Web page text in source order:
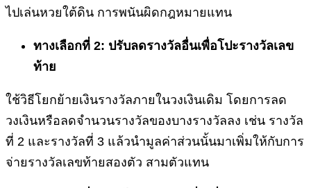
ไปเล่นหวยใต้ดิน การพนันผิดกฎหมายแทน
ทางเลือกที่ 2: ปรับลดรางวัลอื่นเพื่อโปะรางวัลเลข
ท้าย
ใช้วิธีโยกย้ายเงินรางวัลภายในวงเงินเดิม โดยการลด
วงเงินหรือลดจำนวนรางวัลของบางรางวัลลง เช่น รางวัล
ที่ 2 และรางวัลที่ 3 แล้วนำมูลค่าส่วนนั้นมาเพิ่มให้กับการ
จ่ายรางวัลเลขท้ายสองตัว สามตัวแทน